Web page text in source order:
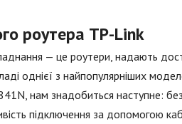
роутера TP-Link
— це роутери, надають
однієї з найпопулярніших
нам знадобиться наступне:
підключення за допомогою